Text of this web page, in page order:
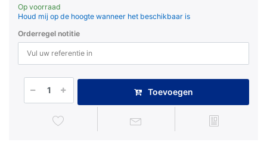
Op voorraad
Houd mij op de hoogte wanneer het beschikbaar is
Orderregel notitie
Toevoegen